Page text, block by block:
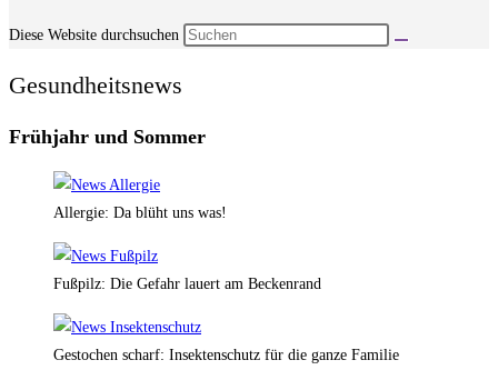
Diese Website durchsuchen
Gesundheitsnews
Frühjahr und Sommer
Allergie: Da blüht uns was!
Fußpilz: Die Gefahr lauert am Beckenrand
Gestochen scharf: Insektenschutz für die ganze Familie